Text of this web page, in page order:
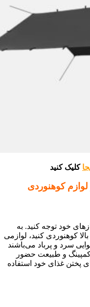
کلیک کنید
کوهنوردی
خود توجه کنید. به
کوهنوردی کنید، لوازمی
سرد و پرباد می‌باشند
کمپینگ و طبیعت حضور
پختن غذای خود استفاده